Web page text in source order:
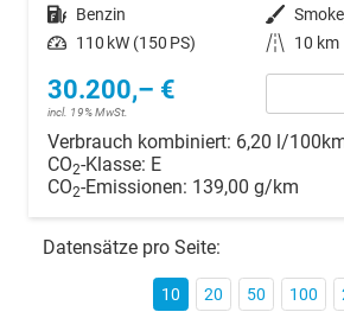
Kraftstoff Benzin Außenfarbe
Leistung 110 kW (150 PS) Kilometerstand 10 km
30.200,– €
incl. 19% MwSt.
Verbrauch kombiniert: 6,20 l/
CO2-Klasse: E
CO2-Emissionen: 139,00 g/km
Datensätze pro Seite:
10 20 50 100